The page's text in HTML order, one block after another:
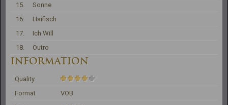
15.
Sonne
16.
Haifisch
17.
Ich Will
18.
Outro
INFORMATION
Quality
Format
VOB